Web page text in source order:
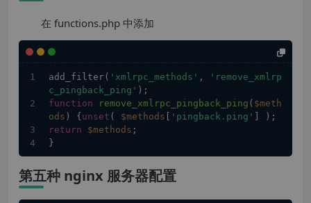
在 functions.php 中添加
add_filter( 'xmlrpc_methods' ,
'remove_xmlrp
c_pingback_ping' );
function
remove_xmlrpc_pingback_ping ( $meth
ods ) { unset ( $methods 'pingback.ping'
] );
return
$methods ;
}
第五种 nginx 服务器配置